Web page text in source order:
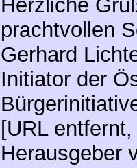
[URL
Herausgeber
“katja.at”
T: 0699
Nachtrag